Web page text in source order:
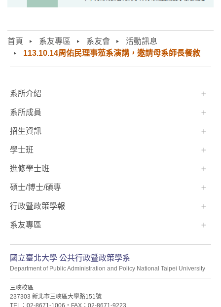
首頁 系友專區 系友會
活動訊息
113.10.14周佑民理事蒞系演講，邀請母系師長餐敘
:::
國立臺北大學 公共行政暨政策學系
Department of Public Administration and Policy National Taipei University
三峽校區
237303 新北市三峽區大學路151號
TEL：02-8671-1006・FAX：02-8671-9223
系所介紹
系所成員
招生資訊
學士班⠀⠀
進修學士班
碩士/博士/碩專
行政暨政策學報
系友專區